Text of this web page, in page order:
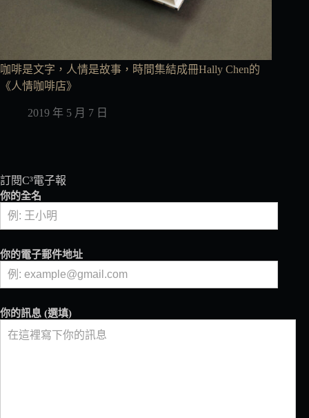
咖啡是文字，人情是故事，時間集結成冊Hally Chen的
《人情咖啡店》
2019 年 5 月 7 日
訂閱C³電子報
你的全名
你的電子郵件地址
你的訊息 (選填)